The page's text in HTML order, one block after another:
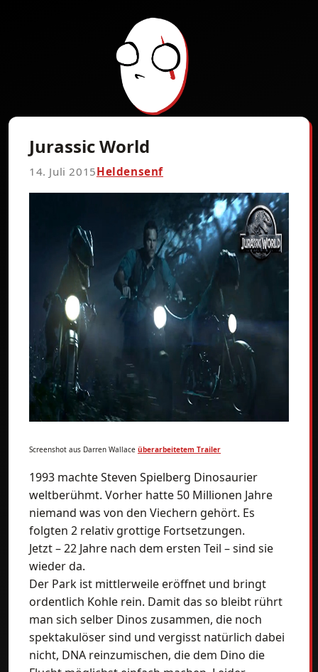
Jurassic World
14. Juli 2015Heldensenf
Screenshot aus Darren Wallace überarbeitetem Trailer
1993 machte Steven Spielberg Dinosaurier
weltberühmt. Vorher hatte 50 Millionen Jahre
niemand was von den Viechern gehört. Es
folgten 2 relativ grottige Fortsetzungen.
Jetzt – 22 Jahre nach dem ersten Teil – sind sie
wieder da.
Der Park ist mittlerweile eröffnet und bringt
ordentlich Kohle rein. Damit das so bleibt rührt
man sich selber Dinos zusammen, die noch
spektakulöser sind und vergisst natürlich dabei
nicht, DNA reinzumischen, die dem Dino die